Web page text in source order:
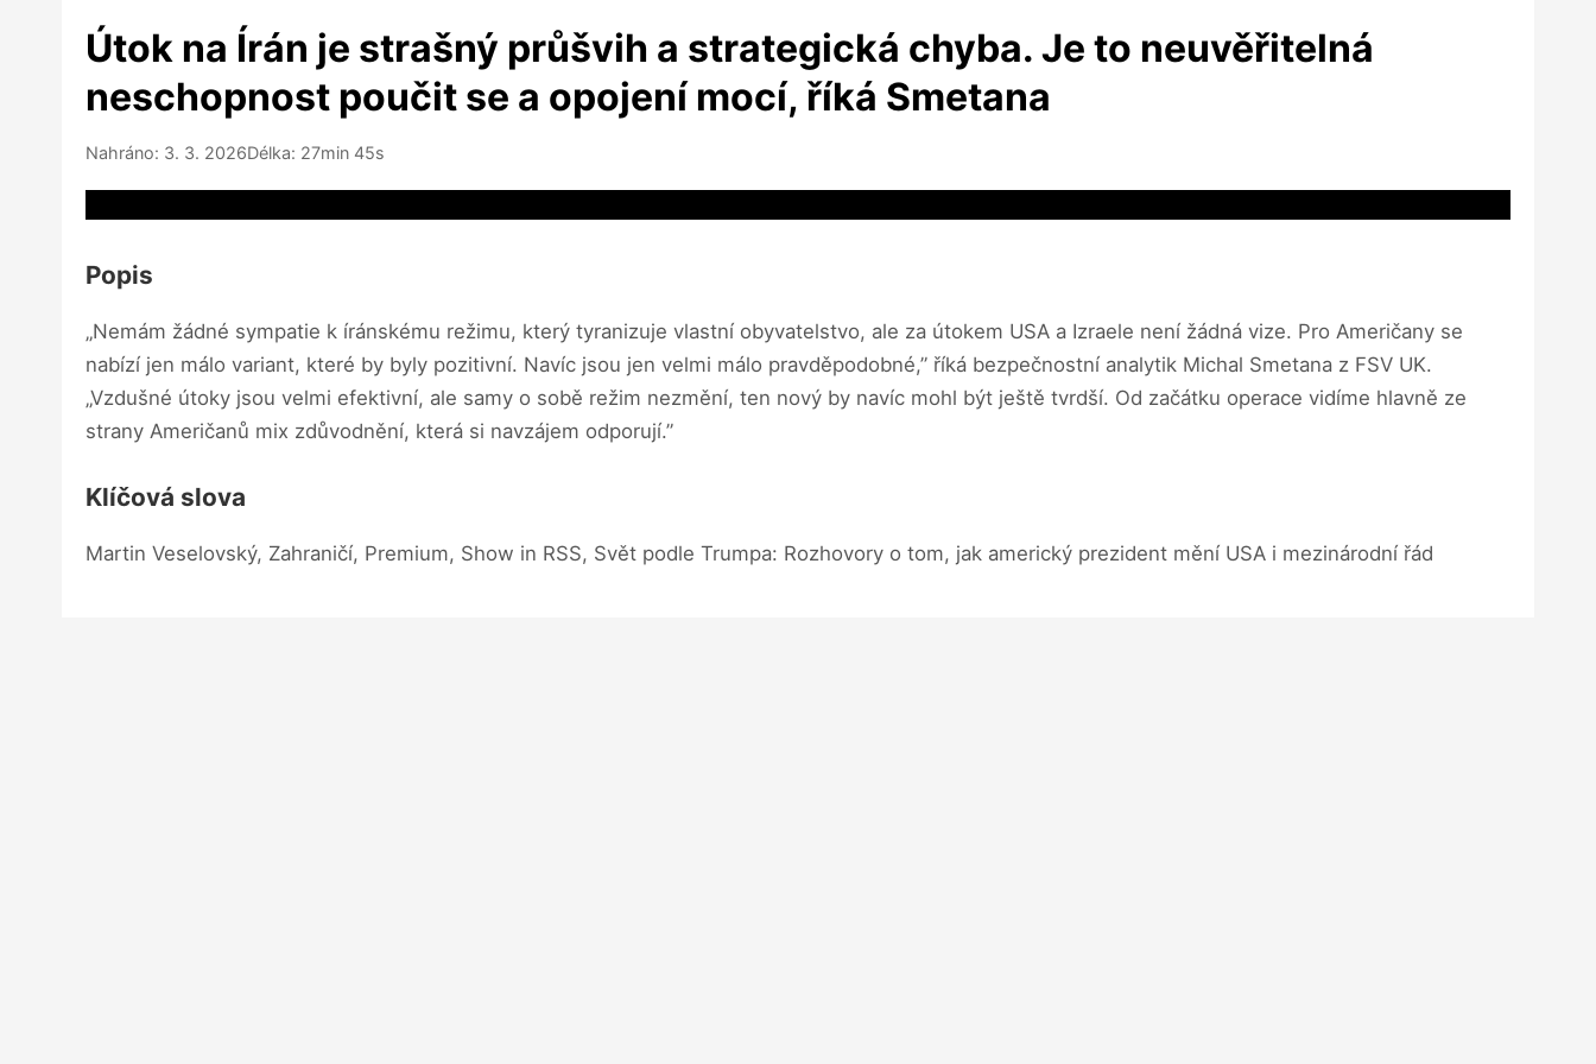
Útok na Írán je strašný průšvih a strategická chyba. Je to neuvěřitelná
neschopnost poučit se a opojení mocí, říká Smetana
Nahráno: 3. 3. 2026Délka: 27min 45s
Popis
„Nemám žádné sympatie k íránskému režimu, který tyranizuje vlastní obyvatelstvo, ale za útokem USA a Izraele není žádná vize. Pro Američany se
nabízí jen málo variant, které by byly pozitivní. Navíc jsou jen velmi málo pravděpodobné,” říká bezpečnostní analytik Michal Smetana z FSV UK.
„Vzdušné útoky jsou velmi efektivní, ale samy o sobě režim nezmění, ten nový by navíc mohl být ještě tvrdší. Od začátku operace vidíme hlavně ze
strany Američanů mix zdůvodnění, která si navzájem odporují.”
Klíčová slova
Martin Veselovský, Zahraničí, Premium, Show in RSS, Svět podle Trumpa: Rozhovory o tom, jak americký prezident mění USA i mezinárodní řád